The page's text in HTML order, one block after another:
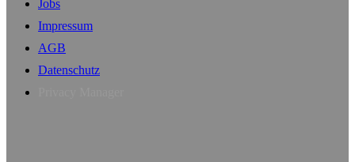
Jobs
Impressum
AGB
Datenschutz